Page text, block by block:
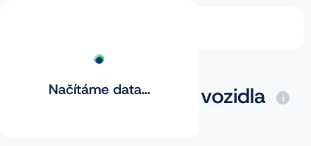
Načítáme data...
Základní prověření vozidla